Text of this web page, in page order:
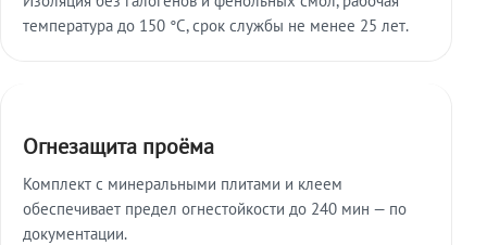
температура до 150 °C, срок службы не менее 25 лет.
Огнезащита проёма
Комплект с минеральными плитами и клеем
обеспечивает предел огнестойкости до 240 мин — по
документации.